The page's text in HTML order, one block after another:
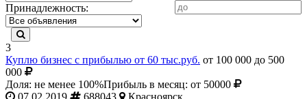
Принадлежность:
3
Куплю бизнес с прибылью от 60 тыс.руб. от 100 000 до 500
000
Доля: не менее 100%Прибыль в месяц: от 50000
07.02.2019
688043
Красноярск